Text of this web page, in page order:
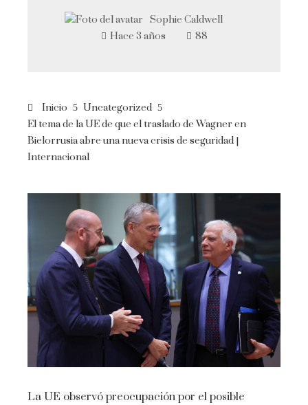
Sophie Caldwell
Hace 3 años
88
Inicio
Uncategorized
El tema de la UE de que el traslado de Wagner en
Bielorrusia abre una nueva crisis de seguridad |
Internacional
La UE observó preocupación por el posible